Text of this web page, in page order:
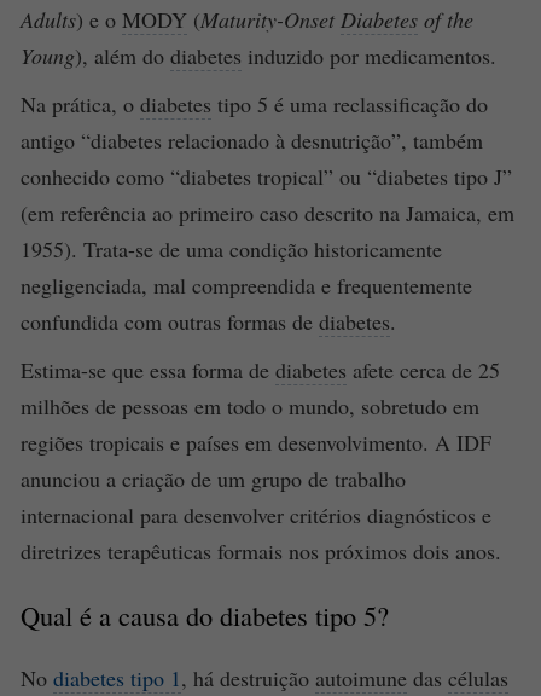
Adults) e o MODY (Maturity-Onset Diabetes of the
Young), além do diabetes induzido por medicamentos.
Na prática, o diabetes tipo 5 é uma reclassificação do
antigo “diabetes relacionado à desnutrição”, também
conhecido como “diabetes tropical” ou “diabetes tipo J”
(em referência ao primeiro caso descrito na Jamaica, em
1955). Trata-se de uma condição historicamente
negligenciada, mal compreendida e frequentemente
confundida com outras formas de diabetes.
Estima-se que essa forma de diabetes afete cerca de 25
milhões de pessoas em todo o mundo, sobretudo em
regiões tropicais e países em desenvolvimento. A IDF
anunciou a criação de um grupo de trabalho
internacional para desenvolver critérios diagnósticos e
diretrizes terapêuticas formais nos próximos dois anos.
Qual é a causa do diabetes tipo 5?
No diabetes tipo 1, há destruição autoimune das células